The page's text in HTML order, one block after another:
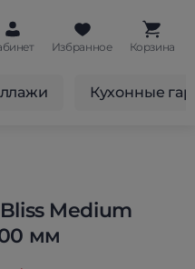
Избранное Корзина
Кухонные
Medium
мм